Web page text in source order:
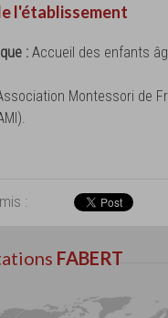
l'établissement
: Accueil des enfants
Montessori de
:
FABERT